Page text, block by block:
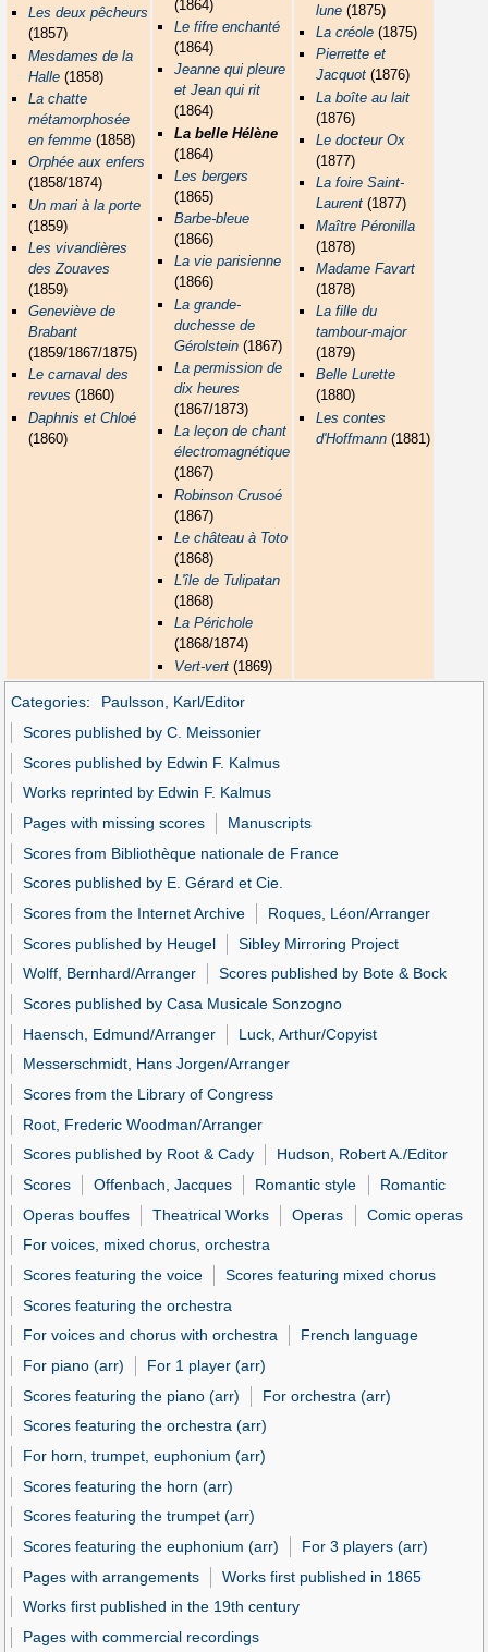
Les deux pêcheurs
(1857)
Mesdames de la
Halle (1858)
La chatte
métamorphosée
en femme (1858)
Orphée aux enfers
(1858/1874)
Un mari à la porte
(1859)
Les vivandières
des Zouaves
(1859)
Geneviève de
Brabant
(1859/1867/1875)
Le carnaval des
revues (1860)
Daphnis et Chloé
(1860)
(1864)
Le fifre enchanté
(1864)
Jeanne qui pleure
et Jean qui rit
(1864)
La belle Hélène
(1864)
Les bergers
(1865)
Barbe-bleue
(1866)
La vie parisienne
(1866)
La grande-
duchesse de
Gérolstein (1867)
La permission de
dix heures
(1867/1873)
La leçon de chant
électromagnétique
(1867)
Robinson Crusoé
(1867)
Le château à Toto
(1868)
L'île de Tulipatan
(1868)
La Périchole
(1868/1874)
Vert-vert (1869)
lune (1875)
La créole (1875)
Pierrette et
Jacquot (1876)
La boîte au lait
(1876)
Le docteur Ox
(1877)
La foire Saint-
Laurent (1877)
Maître Péronilla
(1878)
Madame Favart
(1878)
La fille du
tambour-major
(1879)
Belle Lurette
(1880)
Les contes
d'Hoffmann (1881)
Categories:
Paulsson, Karl/Editor
Scores published by C. Meissonier
Scores published by Edwin F. Kalmus
Works reprinted by Edwin F. Kalmus
Pages with missing scores
Manuscripts
Scores from Bibliothèque nationale de France
Scores published by E. Gérard et Cie.
Scores from the Internet Archive
Roques, Léon/Arranger
Scores published by Heugel
Sibley Mirroring Project
Wolff, Bernhard/Arranger
Scores published by Bote & Bock
Scores published by Casa Musicale Sonzogno
Haensch, Edmund/Arranger
Luck, Arthur/Copyist
Messerschmidt, Hans Jorgen/Arranger
Scores from the Library of Congress
Root, Frederic Woodman/Arranger
Scores published by Root & Cady
Hudson, Robert A./Editor
Scores
Offenbach, Jacques Romantic style
Romantic
Operas bouffes
Theatrical Works Operas
Comic operas
For voices, mixed chorus, orchestra
Scores featuring the voice
Scores featuring mixed chorus
Scores featuring the orchestra
For voices and chorus with orchestra
French language
For piano (arr)
For 1 player (arr)
Scores featuring the piano (arr)
For orchestra (arr)
Scores featuring the orchestra (arr)
For horn, trumpet, euphonium (arr)
Scores featuring the horn (arr)
Scores featuring the trumpet (arr)
Scores featuring the euphonium (arr)
For 3 players (arr)
Pages with arrangements
Works first published in 1865
Works first published in the 19th century
Pages with commercial recordings